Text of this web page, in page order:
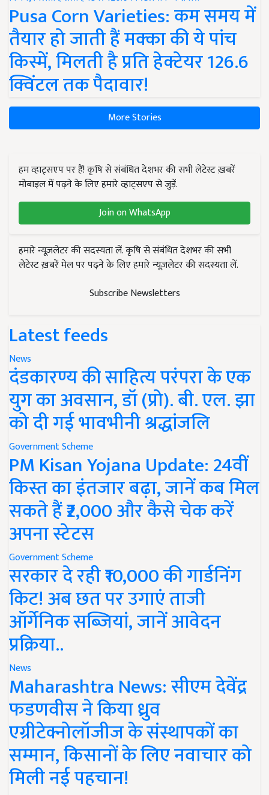
Pusa Corn Varieties: कम समय में
तैयार हो जाती हैं मक्का की ये पांच
किस्में, मिलती है प्रति हेक्टेयर 126.6
क्विंटल तक पैदावार!
More Stories
हम व्हाट्सएप पर हैं! कृषि से संबंधित देशभर की सभी लेटेस्ट ख़बरें
मोबाइल में पढ़ने के लिए हमारे व्हाट्सएप से जुड़ें.
Join on WhatsApp
हमारे न्यूज़लेटर की सदस्यता लें. कृषि से संबंधित देशभर की सभी
लेटेस्ट ख़बरें मेल पर पढ़ने के लिए हमारे न्यूज़लेटर की सदस्यता लें.
Subscribe Newsletters
Latest feeds
News
दंडकारण्य की साहित्य परंपरा के एक
युग का अवसान, डॉ (प्रो). बी. एल. झा
को दी गई भावभीनी श्रद्धांजलि
Government Scheme
PM Kisan Yojana Update: 24वीं
किस्त का इंतजार बढ़ा, जानें कब मिल
सकते हैं ₹2,000 और कैसे चेक करें
अपना स्टेटस
Government Scheme
सरकार दे रही ₹10,000 की गार्डनिंग
किट! अब छत पर उगाएं ताजी
ऑर्गेनिक सब्जियां, जानें आवेदन
प्रक्रिया..
News
Maharashtra News: सीएम देवेंद्र
फडणवीस ने किया ध्रुव
एग्रीटेक्नोलॉजीज के संस्थापकों का
सम्मान, किसानों के लिए नवाचार को
मिली नई पहचान!